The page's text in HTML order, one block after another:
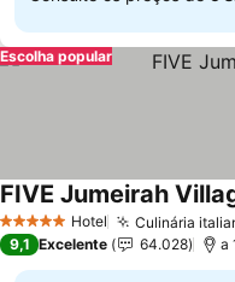
Escolha popular
5 Estrelas Hotel Culinária
FIVE Jumeirah
9,1 Excelente 64.028 a